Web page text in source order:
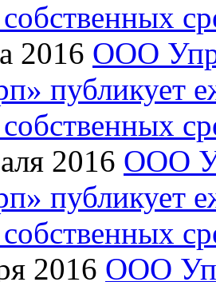
собственных
2016 ООО
публикует
собственных
2016 ООО
публикует
собственных
2016 ООО